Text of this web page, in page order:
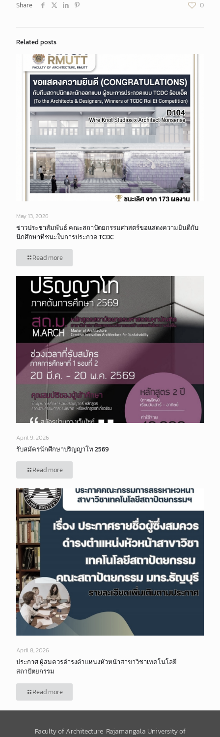
Share 0
Related posts
May 13, 2026
ข่าวประชาสัมพันธ์ คณะสถาปัตยกรรมศาสตร์ขอแสดงความยินดีกับ
นึกศึกษาที่ชนะในการประกวด TCDC
Read more
April 9, 2026
รับสมัครนักศึกษาปริญญาโท 2569
Read more
April 8, 2026
ประกาศ ผู้สมควรดำรงตำแหน่งหัวหน้าสาขาวิชาเทคโนโลยี
สถาปัตยกรรม
Read more
Faculty of Architecture Rajamangala University of